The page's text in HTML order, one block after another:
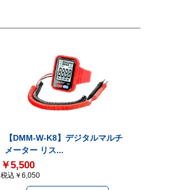
【DMM-W-K8】デジタルマルチ
メーター リス...
￥5,500
税込￥6,050